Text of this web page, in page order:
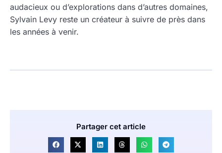
audacieux ou d’explorations dans d’autres domaines,
Sylvain Levy reste un créateur à suivre de près dans
les années à venir.
Partager cet article